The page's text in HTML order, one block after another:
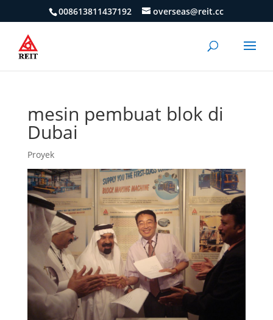
008613811437192 overseas@reit.cc
mesin pembuat blok di
Dubai
Proyek